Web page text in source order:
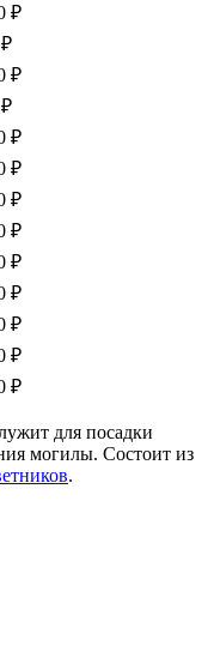
₽
₽
₽
₽
₽
₽
₽
₽
₽
₽
₽
для посадки
могилы. Состоит из
.